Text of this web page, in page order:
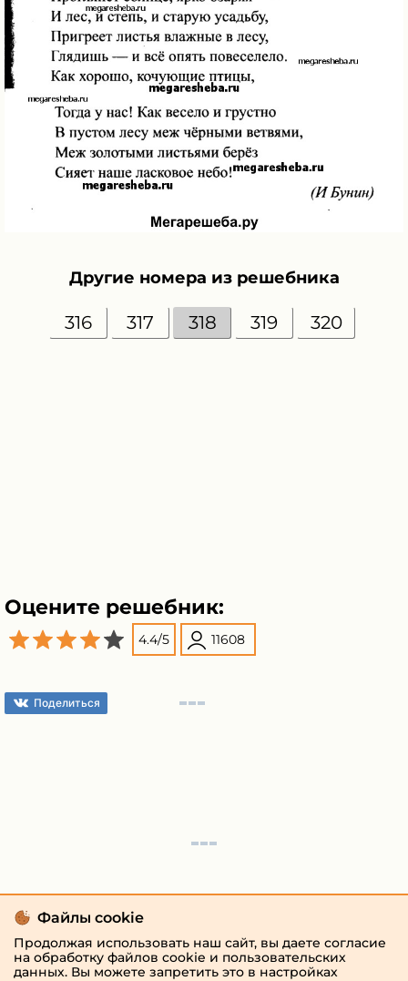
Другие номера из решебника
316 317 318 319 320
Оцените решебник:
4.4/5 11608
Поделиться
Файлы cookie
Продолжая использовать наш сайт, вы даете согласие
на обработку файлов cookie и пользовательских
данных. Вы можете запретить это в настройках